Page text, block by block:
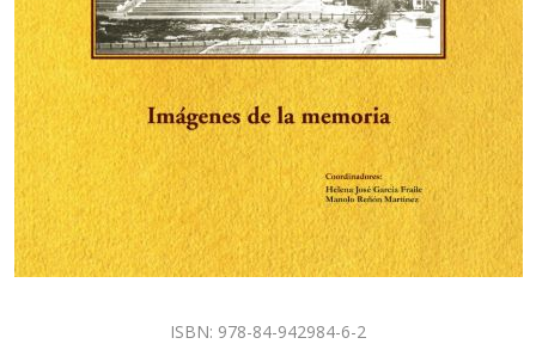
ISBN: 978-84-942984-6-2